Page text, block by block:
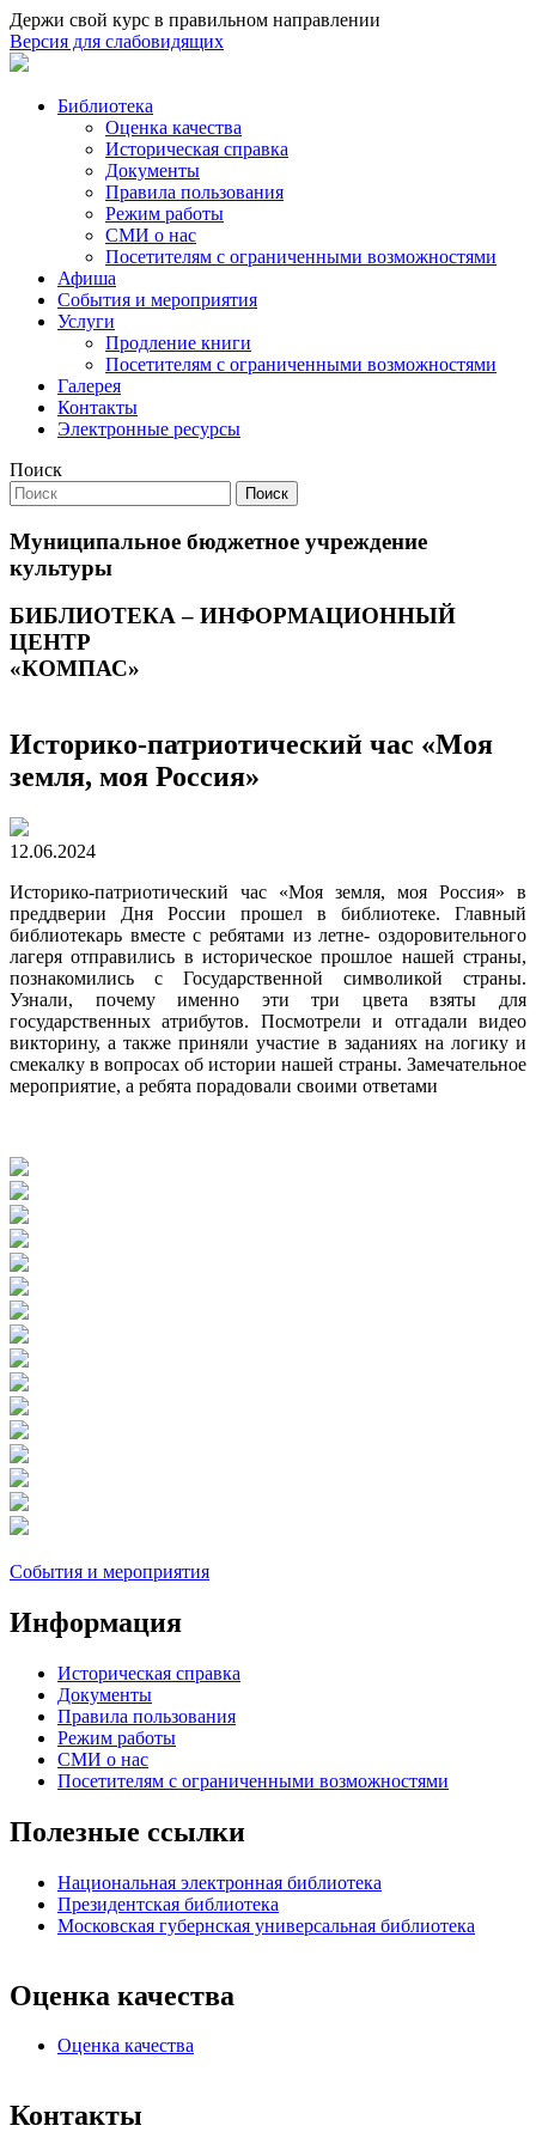
Держи свой курс в правильном направлении
Версия для слабовидящих
Библиотека
Оценка качества
Историческая справка
Документы
Правила пользования
Режим работы
СМИ о нас
Посетителям с ограниченными возможностями
Афиша
События и мероприятия
Услуги
Продление книги
Посетителям с ограниченными возможностями
Галерея
Контакты
Электронные ресурсы
Поиск
Поиск
Муниципальное бюджетное учреждение
культуры
БИБЛИОТЕКА – ИНФОРМАЦИОННЫЙ
ЦЕНТР
«КОМПАС»
Историко-патриотический час «Моя
земля, моя Россия»
12.06.2024
Историко-патриотический час «Моя земля, моя Россия» в
преддверии Дня России прошел в библиотеке. Главный
библиотекарь вместе с ребятами из летне- оздоровительного
лагеря отправились в историческое прошлое нашей страны,
познакомились с Государственной символикой страны.
Узнали, почему именно эти три цвета взяты для
государственных атрибутов. Посмотрели и отгадали видео
викторину, а также приняли участие в заданиях на логику и
смекалку в вопросах об истории нашей страны. Замечательное
мероприятие, а ребята порадовали своими ответами
События и мероприятия
Информация
Историческая справка
Документы
Правила пользования
Режим работы
СМИ о нас
Посетителям с ограниченными возможностями
Полезные ссылки
Национальная электронная библиотека
Президентская библиотека
Московская губернская универсальная библиотека
Оценка качества
Оценка качества
Контакты